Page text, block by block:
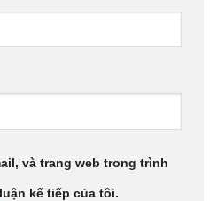
và trang web trong trình
kế tiếp của tôi.